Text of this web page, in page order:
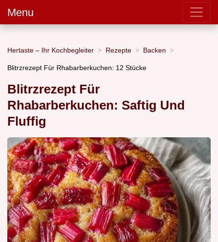
Menu
Hertaste – Ihr Kochbegleiter Rezepte Backen
Blitrzrezept Für Rhabarberkuchen: 12 Stücke
Blitrzrezept Für
Rhabarberkuchen: Saftig Und
Fluffig